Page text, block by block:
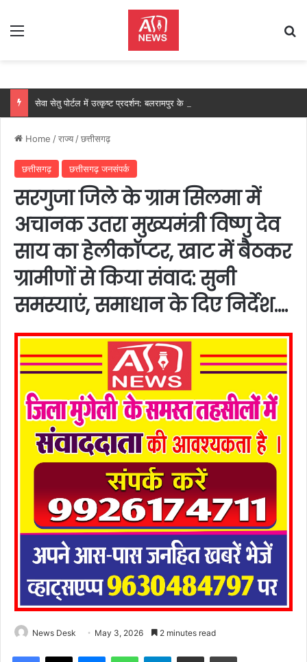
Menu
Home /राज्य /छत्तीसगढ़
छत्तीसगढ़ छत्तीसगढ़ जनसंपर्क
सरगुजा जिले के ग्राम सिलमा में
अचानक उतरा मुख्यमंत्री विष्णु देव
साय का हेलीकॉप्टर, खाट में बैठकर
ग्रामीणों से किया संवाद: सुनी
समस्याएं, समाधान के दिए निर्देश….
News Desk May 3, 2026 2 minutes read
Facebook
X MessengerWhatsAppTelegramShare via Email Print